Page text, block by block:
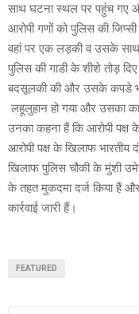
साथ घटना स्थल पर पहुंच गए
आरोपी गणों को पुलिस की
वहां पर एक लड़की व उसके
पुलिस की गाडी के शीशे तोड़
बदसूलकी की और उसके कपडे
लहूलुहान हो गया और उसका
उनका कहना हैं कि आरोपी
आरोपी पक्ष के खिलाफ भारतीय
खिलाफ पुलिस चौकी के मुंशी
के तहत मुकदमा दर्ज किया हैं
कार्रवाई जारी हैं।
FEATURED